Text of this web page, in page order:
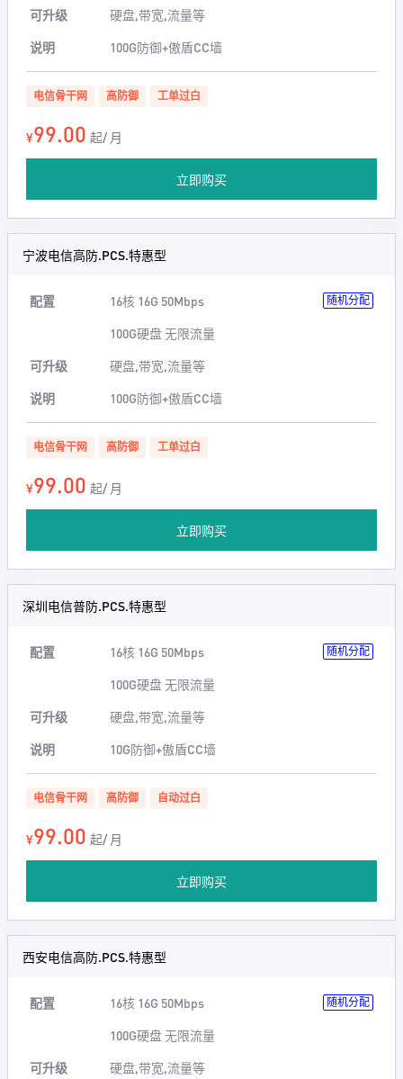
可升级
硬盘,带宽,流量等
说明
100G防御+傲盾CC墙
电信骨干网 高防御 工单过白
¥99.00 起/ 月
立即购买
宁波电信高防.PCS.特惠型
配置 16核 16G 50Mbps 随机分配
100G硬盘 无限流量
可升级
硬盘,带宽,流量等
说明
100G防御+傲盾CC墙
电信骨干网 高防御 工单过白
¥99.00 起/ 月
立即购买
深圳电信普防.PCS.特惠型
配置 16核 16G 50Mbps 随机分配
100G硬盘 无限流量
可升级
硬盘,带宽,流量等
说明
10G防御+傲盾CC墙
电信骨干网 高防御 自动过白
¥99.00 起/ 月
立即购买
西安电信高防.PCS.特惠型
配置 16核 16G 50Mbps 随机分配
100G硬盘 无限流量
可升级
硬盘,带宽,流量等